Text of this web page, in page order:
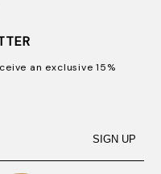
an exclusive 15%
SIGN UP